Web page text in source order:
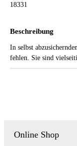
18331
Beschreibung
In selbst
fehlen. Sie sind
Online Shop